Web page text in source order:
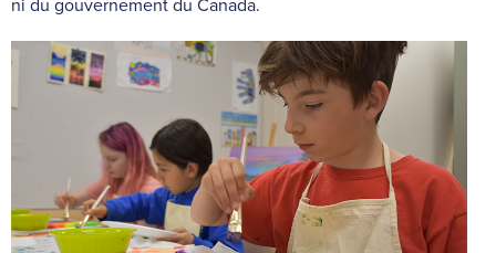
ni du gouvernement du Canada.